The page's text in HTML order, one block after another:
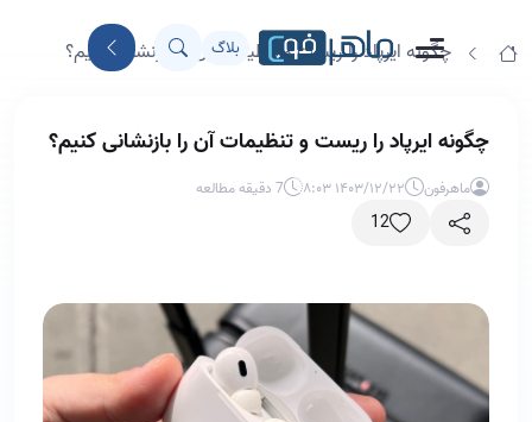
بلاگ
چگونه ایرپاد را ریست و تنظیمات آن را بازنشانی کنیم؟
چگونه ایرپاد را ریست و تنظیمات آن را بازنشانی کنیم؟
ماهرفون ۱۴۰۳/۱۲/۲۲ ۸:۰۳ 7 دقیقه مطالعه
12